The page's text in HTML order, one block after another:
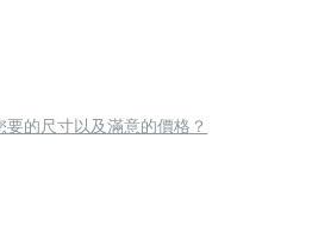
要的尺寸以及滿意的價格？